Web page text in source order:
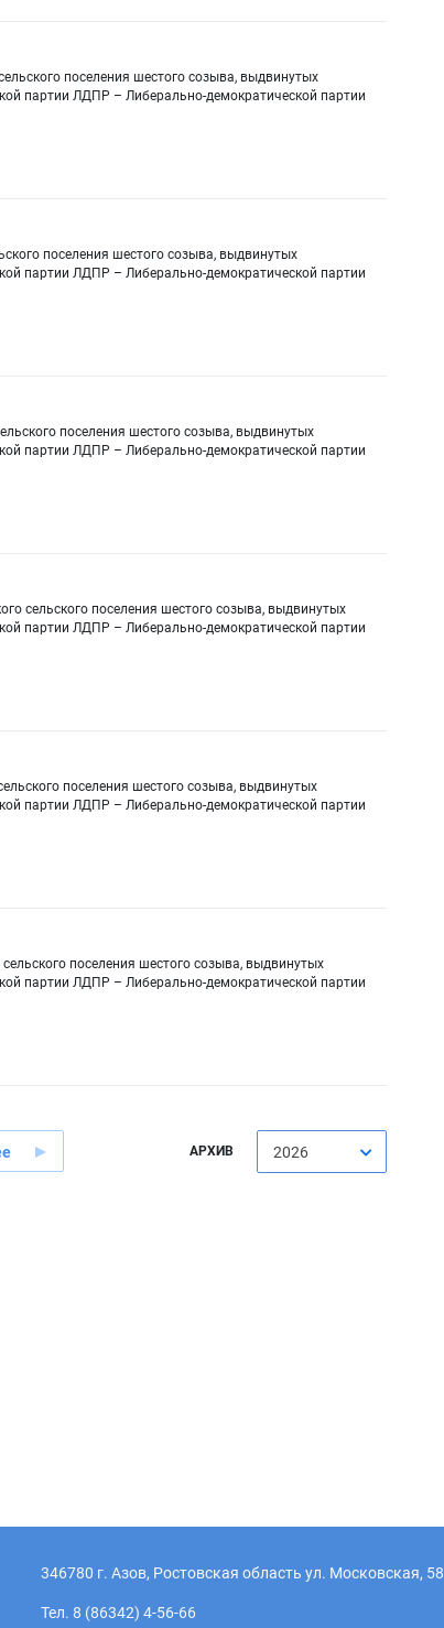
поселения шестого созыва, выдвинутых
партии ЛДПР – Либерально-демократической партии
поселения шестого созыва, выдвинутых
партии ЛДПР – Либерально-демократической партии
поселения шестого созыва, выдвинутых
партии ЛДПР – Либерально-демократической партии
сельского поселения шестого созыва, выдвинутых
партии ЛДПР – Либерально-демократической партии
поселения шестого созыва, выдвинутых
партии ЛДПР – Либерально-демократической партии
поселения шестого созыва, выдвинутых
партии ЛДПР – Либерально-демократической партии
АРХИВ 2026
346780 г. Азов, Ростовская область ул. Московская, 58
Тел. 8 (86342) 4-56-66